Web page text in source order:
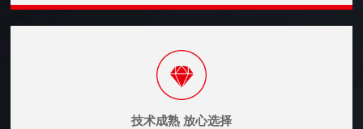
技术成熟 放心选择